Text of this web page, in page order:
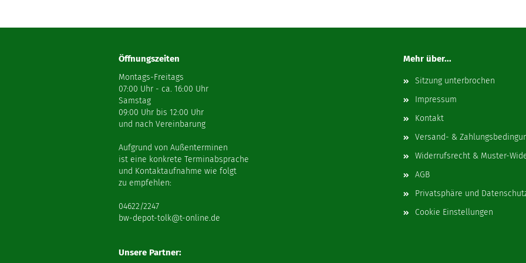
Öffnungszeiten
Montags-Freitags
07:00 Uhr - ca. 16:00 Uhr
Samstag
09:00 Uhr bis 12:00 Uhr
und nach Vereinbarung
Aufgrund von Außenterminen
ist eine konkrete Terminabsprache
und Kontaktaufnahme wie folgt
zu empfehlen:
04622/2247
bw-depot-tolk@t-online.de
Mehr über...
Sitzung unterbrochen
Impressum
Kontakt
Versand- &
Widerrufsrecht & Muster-
AGB
Privatsphäre und
Cookie Einstellungen
Unsere Partner: